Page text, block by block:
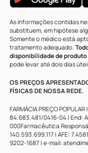
As informações contidas
substituem, em hipótese
Somente o médico está
tratamento adequado.
disponibilidade de produto
pode levar até dois dias
OS PREÇOS
FÍSICAS DE NOSSA REDE.
FARMÁCIA PREÇO
84.683.481/0416-04 | End:
000Farmacêutica
140.593.699.117 | AFE:
9202-1687 | e-mail: